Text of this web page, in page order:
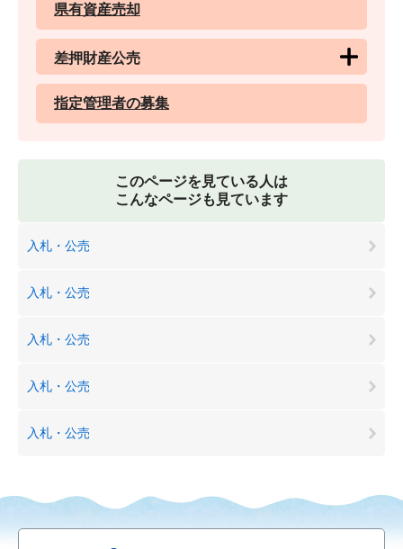
県有資産売却
差押財産公売
指定管理者の募集
このページを見ている人は
こんなページも見ています
入札・公売
入札・公売
入札・公売
入札・公売
入札・公売